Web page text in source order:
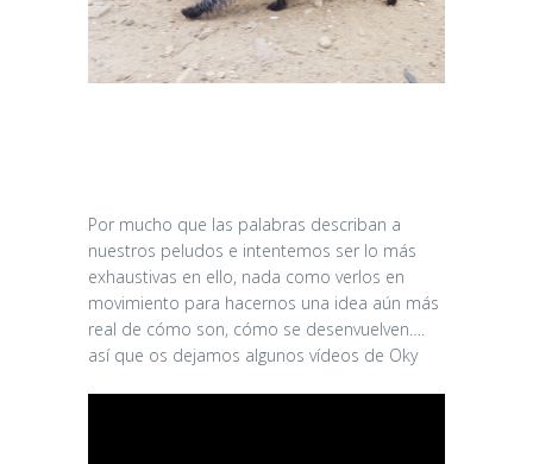
Por mucho que las palabras describan a
nuestros peludos e intentemos ser lo más
exhaustivas en ello, nada como verlos en
movimiento para hacernos una idea aún más
real de cómo son, cómo se desenvuelven….
así que os dejamos algunos vídeos de Oky